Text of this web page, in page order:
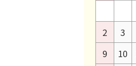
2
3
9
10